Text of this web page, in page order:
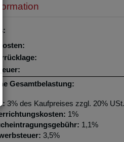
Gesamtbelastung:
3% des Kaufpreises zzgl. 20% USt.
1%
1,1%
3,5%